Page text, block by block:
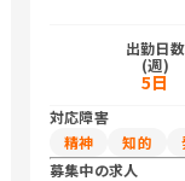
出勤日数
(週)
5日
対応障害
精神
知的
募集中の求人